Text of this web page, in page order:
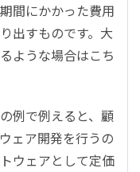
間にかかった費用
出すものです。大
ような場合はこち
例で例えると、顧
ェア開発を行うの
ウェアとして定価